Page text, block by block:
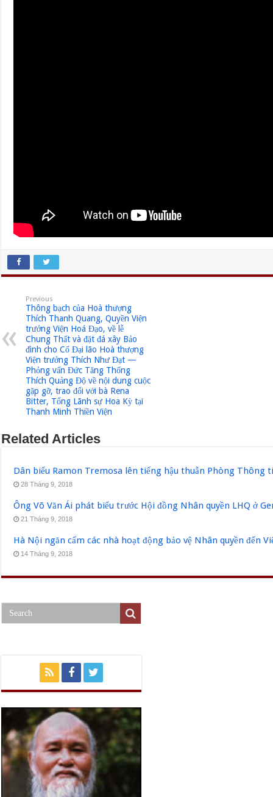
Previous
Thông bạch của Hoà thượng
Thích Thanh Quang, Quyền Viện
trưởng Viện Hoá Đạo, về lễ
Chung Thất và đặt đá xây Bảo
đình cho Cố Đại lão Hoà thượng
Viện trưởng Thích Như Đạt —
Phỏng vấn Đức Tăng Thống
Thích Quảng Độ về nội dung cuộc
gặp gỡ, trao đổi với bà Rena
Bitter, Tổng Lãnh sự Hoa Kỳ tại
Thanh Minh Thiền Viện
Related Articles
Dân biểu Ramon Tremosa lên tiếng hậu thuẫn Phòng Thông
28 Tháng 9, 2018
Ông Võ Văn Ái phát biểu trước Hội đồng Nhân quyền LHQ ở
21 Tháng 9, 2018
Hà Nội ngăn cấm các nhà hoạt động bảo vệ Nhân quyền đến
14 Tháng 9, 2018